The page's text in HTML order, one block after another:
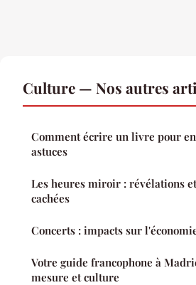
Culture — Nos autres
Comment écrire un livre pour
astuces
Les heures miroir : révélations
cachées
Concerts : impacts sur
Votre guide francophone à
mesure et culture